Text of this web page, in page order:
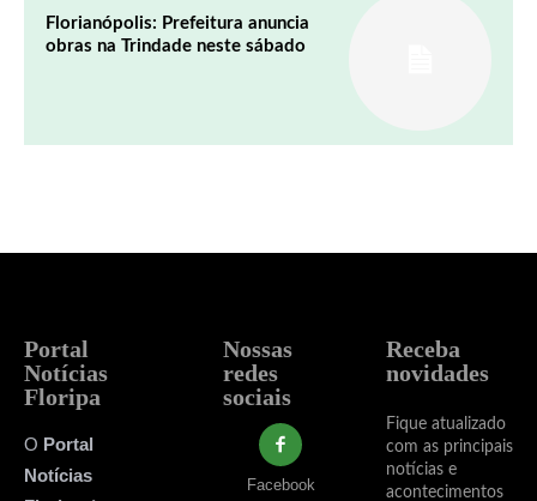
Florianópolis: Prefeitura anuncia
obras na Trindade neste sábado
Portal
Notícias
Floripa
O Portal
Notícias
Nossas
redes
sociais
Facebook
Receba
novidades
Fique atualizado
com as principais
notícias e
acontecimentos